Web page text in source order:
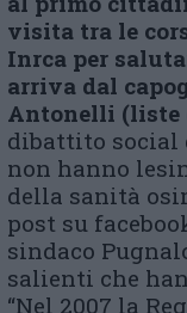
visita tra le
Inrca per
arriva dal
Antonelli (liste
dibattito social
non hanno
della sanità
post su
sindaco
salienti che
“Nel 2007 la